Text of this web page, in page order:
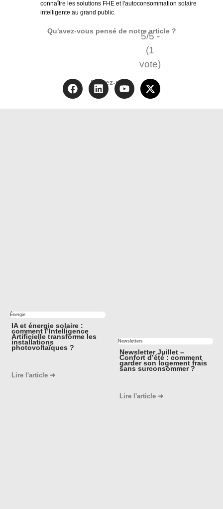
connaître les solutions FHE et l'autoconsommation solaire
intelligente au grand public.
Qu'avez-vous pensé de notre article ?
5/5 -
(1
vote)
Suivez-nous
Énergie
IA et énergie solaire :
comment l’Intelligence
Artificielle transforme les
installations
photovoltaïques ?
Lire l'article ➜
Newsletters
Newsletter Juillet –
Confort d’été : comment
garder son logement frais
sans surconsommer ?
Lire l'article ➜